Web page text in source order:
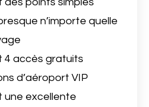
des points simples
n’importe quelle
4 accès gratuits
d’aéroport VIP
une excellente